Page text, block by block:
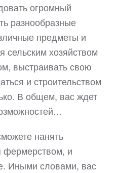
огромный
разнообразные
предметы и
сельским хозяйством
выстраивать свою
и строительством
В общем, вас ждет
нанять
фермерством, и
Иными словами, вас